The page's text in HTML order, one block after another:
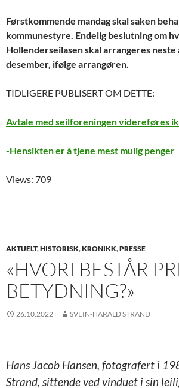
Førstkommende mandag skal saken
kommunestyre. Endelig beslutning om
Hollenderseilasen skal arrangeres neste
desember, ifølge arrangøren.
TIDLIGERE PUBLISERT OM DETTE:
Avtale med seilforeningen videreføres
-Hensikten er å tjene mest mulig penger
Views: 709
AKTUELT,HISTORISK,KRONIKK,PRESSE
«HVORI BESTÅR
BETYDNING?»
26.10.2022 SVEIN-HARALD STRAND
Hans Jacob Hansen, fotografert i
Strand, sittende ved vinduet i sin